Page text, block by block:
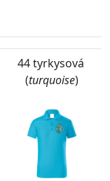
44 tyrkysová
(turquoise)